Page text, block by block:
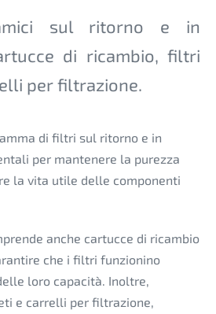
sul ritorno e in
di ricambio, filtri
per filtrazione.
di filtri sul ritorno e in
per mantenere la purezza
la vita utile delle componenti
anche cartucce di ricambio
che i filtri funzionino
loro capacità. Inoltre,
e carrelli per filtrazione,